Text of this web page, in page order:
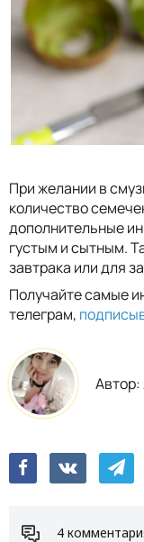
При желании в
количество
дополнительные
густым и сытным.
завтрака или для
Получайте самые
телеграм,
Автор:
4